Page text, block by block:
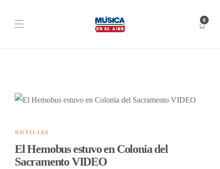
0
NOTICIAS
El Hemobus estuvo en Colonia del
Sacramento VIDEO